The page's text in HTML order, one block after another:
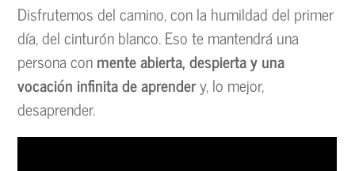
Disfrutemos del camino, con la humildad del primer
día, del cinturón blanco. Eso te mantendrá una
persona conmente abierta, despierta y una
vocación infinita de aprendery, lo mejor,
desaprender.